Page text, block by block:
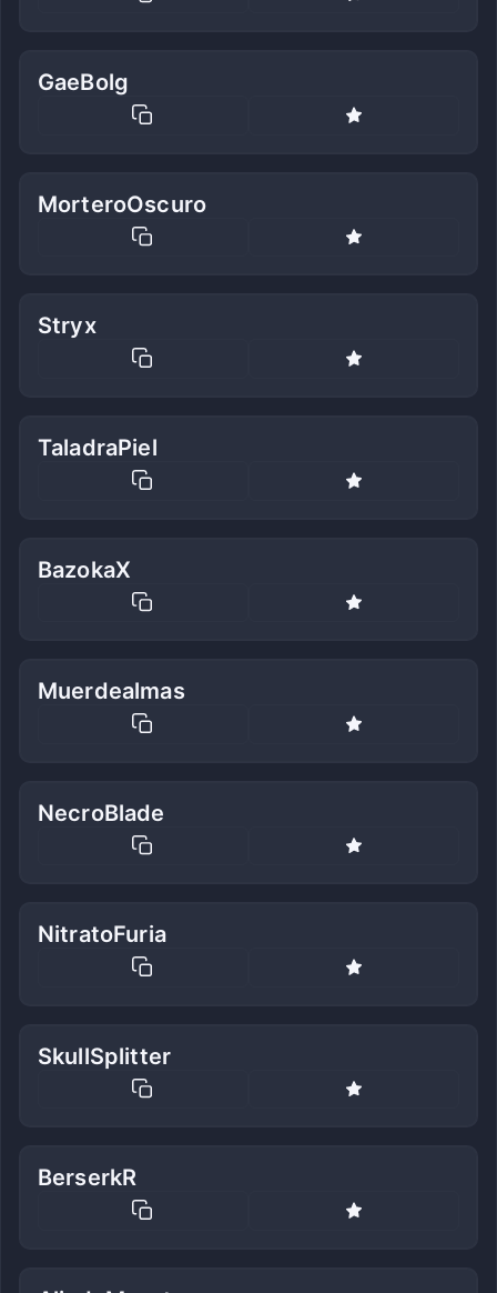
GaeBolg
MorteroOscuro
Stryx
TaladraPiel
BazokaX
Muerdealmas
NecroBlade
NitratoFuria
SkullSplitter
BerserkR